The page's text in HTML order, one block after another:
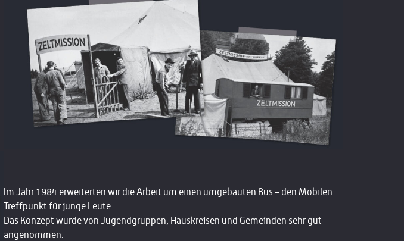
Im Jahr 1984 erweiterten wir die Arbeit um einen umgebauten Bus – den Mobilen
Treffpunkt für junge Leute.
Das Konzept wurde von Jugendgruppen, Hauskreisen und Gemeinden sehr gut
angenommen.